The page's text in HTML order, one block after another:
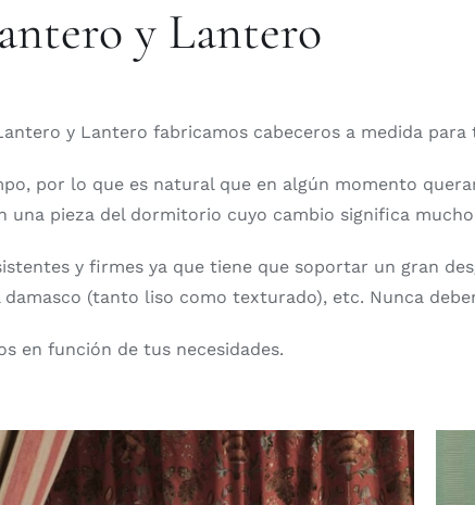
y Lantero
y Lantero fabricamos cabeceros a medida
por lo que es natural que en algún momento
una pieza del dormitorio cuyo cambio significa
y firmes ya que tiene que soportar un gran
(tanto liso como texturado), etc. Nunca
en función de tus necesidades.